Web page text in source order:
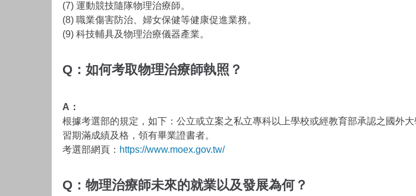
(7) 運動競技隨隊物理治療師。
(8) 職業傷害防治、婦女保健等健康促進業務。
(9) 科技輔具及物理治療儀器產業。
Q：如何考取物理治療師執照？
A：
根據考選部的規定，如下：公立或立案之私立專科以上學校或經教育部承認之國外
習期滿成績及格，領有畢業證書者。
考選部網頁： https://www.moex.gov.tw/
Q：物理治療師未來的就業以及發展為何？